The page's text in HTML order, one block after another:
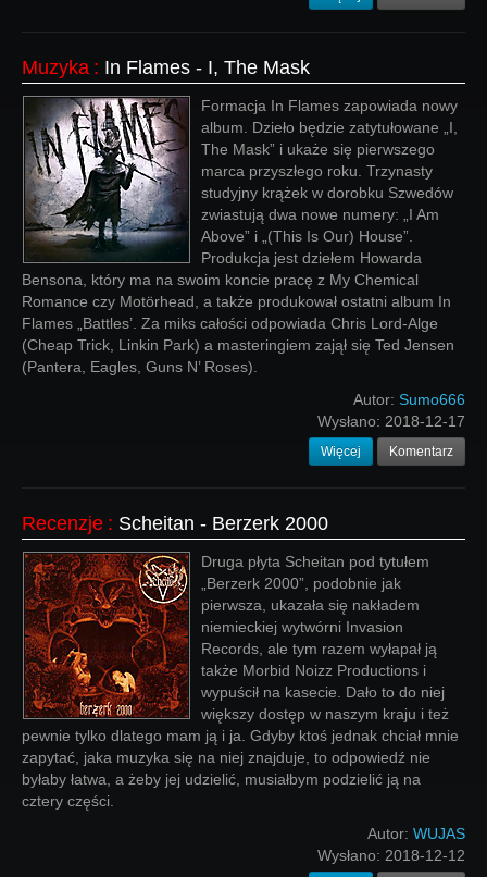
Muzyka : In Flames - I, The Mask
Formacja In Flames zapowiada nowy
album. Dzieło będzie zatytułowane „I,
The Mask” i ukaże się pierwszego
marca przyszłego roku. Trzynasty
studyjny krążek w dorobku Szwedów
zwiastują dwa nowe numery: „I Am
Above” i „(This Is Our) House”.
Produkcja jest dziełem Howarda
Bensona, który ma na swoim koncie pracę z My Chemical
Romance czy Motörhead, a także produkował ostatni album In
Flames „Battles’. Za miks całości odpowiada Chris Lord-Alge
(Cheap Trick, Linkin Park) a masteringiem zajął się Ted Jensen
(Pantera, Eagles, Guns N’ Roses).
Autor: Sumo666
Wysłano: 2018-12-17
Więcej Komentarz
Recenzje : Scheitan - Berzerk 2000
Druga płyta Scheitan pod tytułem
„Berzerk 2000”, podobnie jak
pierwsza, ukazała się nakładem
niemieckiej wytwórni Invasion
Records, ale tym razem wyłapał ją
także Morbid Noizz Productions i
wypuścił na kasecie. Dało to do niej
większy dostęp w naszym kraju i też
pewnie tylko dlatego mam ją i ja. Gdyby ktoś jednak chciał mnie
zapytać, jaka muzyka się na niej znajduje, to odpowiedź nie
byłaby łatwa, a żeby jej udzielić, musiałbym podzielić ją na
cztery części.
Autor: WUJAS
Wysłano: 2018-12-12